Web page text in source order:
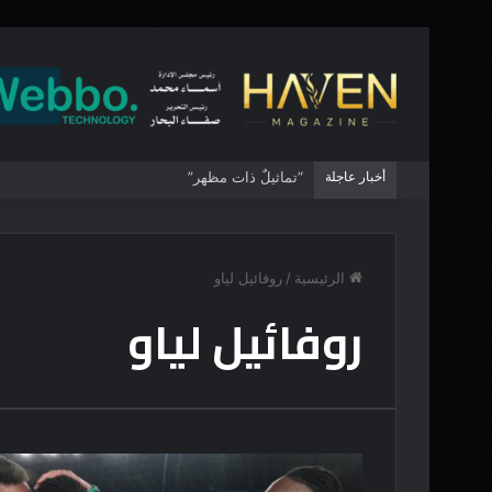
أخبار عاجلة “تماثيلٌ ذات مظهر”
الرئيسية / روفائيل لياو
روفائيل لياو